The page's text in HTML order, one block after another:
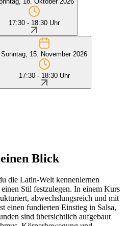
17:30 - 18:30 Uhr
Sonntag, 15. November 2026
17:30 - 18:30 Uhr
Blick
die Latin-Welt kennenlernen
Stil festzulegen. In einem Kurs
abwechslungsreich und mit
einen fundierten Einstieg in Salsa,
sind übersichtlich aufgebaut